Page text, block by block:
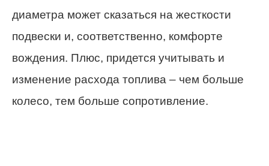
диаметра может сказаться на жесткости
подвески и, соответственно, комфорте
вождения. Плюс, придется учитывать и
изменение расхода топлива – чем больше
колесо, тем больше сопротивление.